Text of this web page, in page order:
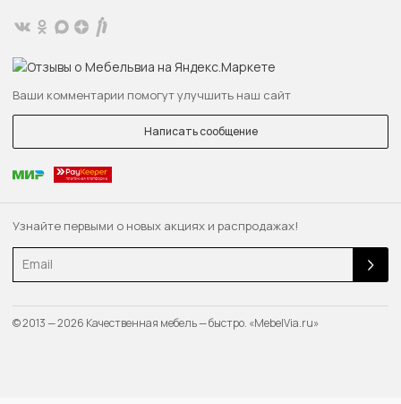
Узнайте первыми о новых акциях и распродажах!
Email
Ваши комментарии помогут улучшить наш сайт
Написать сообщение
© 2013 — 2026 Качественная мебель — быстро. «MebelVia.ru»